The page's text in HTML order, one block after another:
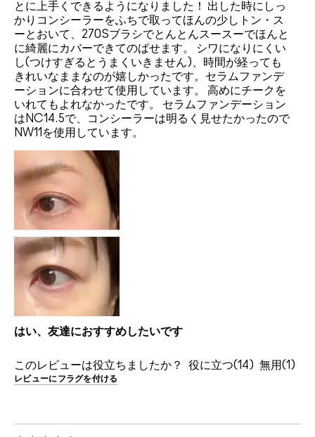
とに上手くできるようになりました！ 出した時にしっ
かりコンシーラーをふちで取ってほんの少しトン・ス
ーとおいて、270Sブラシでとんとんスースーでほんと
に綺麗にカバーできてのばせます。 シワになりにくい
し(つけすぎるとうまくいきません)、時間が経っても
きれいなままなのが嬉しかったです。セラムファンデ
ーションに合わせて使用しています。 高めにチークを
いれてもよれなかったです。 セラムファンデーション
はNC14.5で、コンシーラーは明るく見せたかったので
NW11を使用しています。
はい、友達におすすめしたいです
このレビューは役立ちましたか？ 14 1
レビューにフラグを付ける